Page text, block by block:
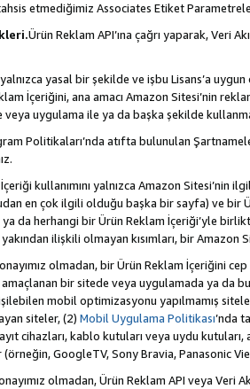
etmediğimiz Associates Etiket
Ürün Reklam API’ına çağrı yaparak, Veri
yasal bir şekilde ve işbu Lisans’a uygun
İçeriğini, ana amacı Amazon Sitesi’nin
uygulama ile ya da başka şekilde
Politikaları’nda atıfta bulunulan
kullanımını yalnızca Amazon
en çok ilgili olduğu başka bir sayfa) ve bir
da herhangi bir Ürün Reklam İçeriği’yle
ilişkili olmayan kısımları, bir Amazon
onayımız olmadan, bir Ürün Reklam İçeriğini
amaçlanan bir sitede veya uygulamada ya da
mobil optimizasyonu yapılmamış
siteler, (2) Mobil Uygulama Politikası’nda
cihazları, kablo kutuları veya uydu kutuları,
GoogleTV, Sony Bravia, Panasonic
onayımız olmadan, Ürün Reklam API veya